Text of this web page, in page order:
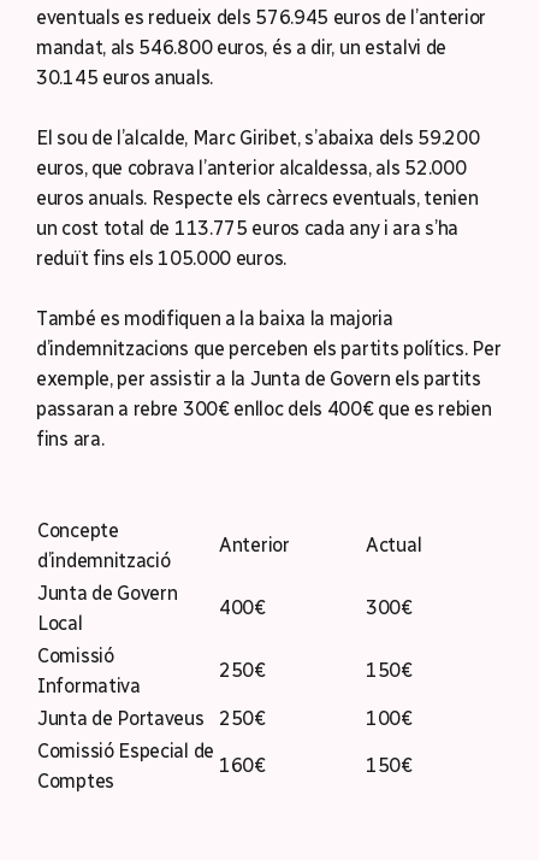
eventuals es redueix dels 576.945 euros de l’anterior
mandat, als 546.800 euros, és a dir, un estalvi de
30.145 euros anuals.
El sou de l’alcalde, Marc Giribet, s’abaixa dels 59.200
euros, que cobrava l’anterior alcaldessa, als 52.000
euros anuals. Respecte els càrrecs eventuals, tenien
un cost total de 113.775 euros cada any i ara s’ha
reduït fins els 105.000 euros.
També es modifiquen a la baixa la majoria
d’indemnitzacions que perceben els partits polítics. Per
exemple, per assistir a la Junta de Govern els partits
passaran a rebre 300€ enlloc dels 400€ que es rebien
fins ara.
Concepte
d’indemnització
Anterior Actual
Junta de Govern
Local
400€ 300€
Comissió
Informativa
250€ 150€
Junta de Portaveus 250€
100€
Comissió Especial de
Comptes
160€ 150€